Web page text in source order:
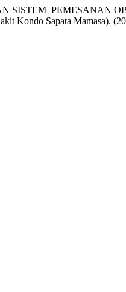
SISTEM PEMESANAN
Kondo Sapata Mamasa).